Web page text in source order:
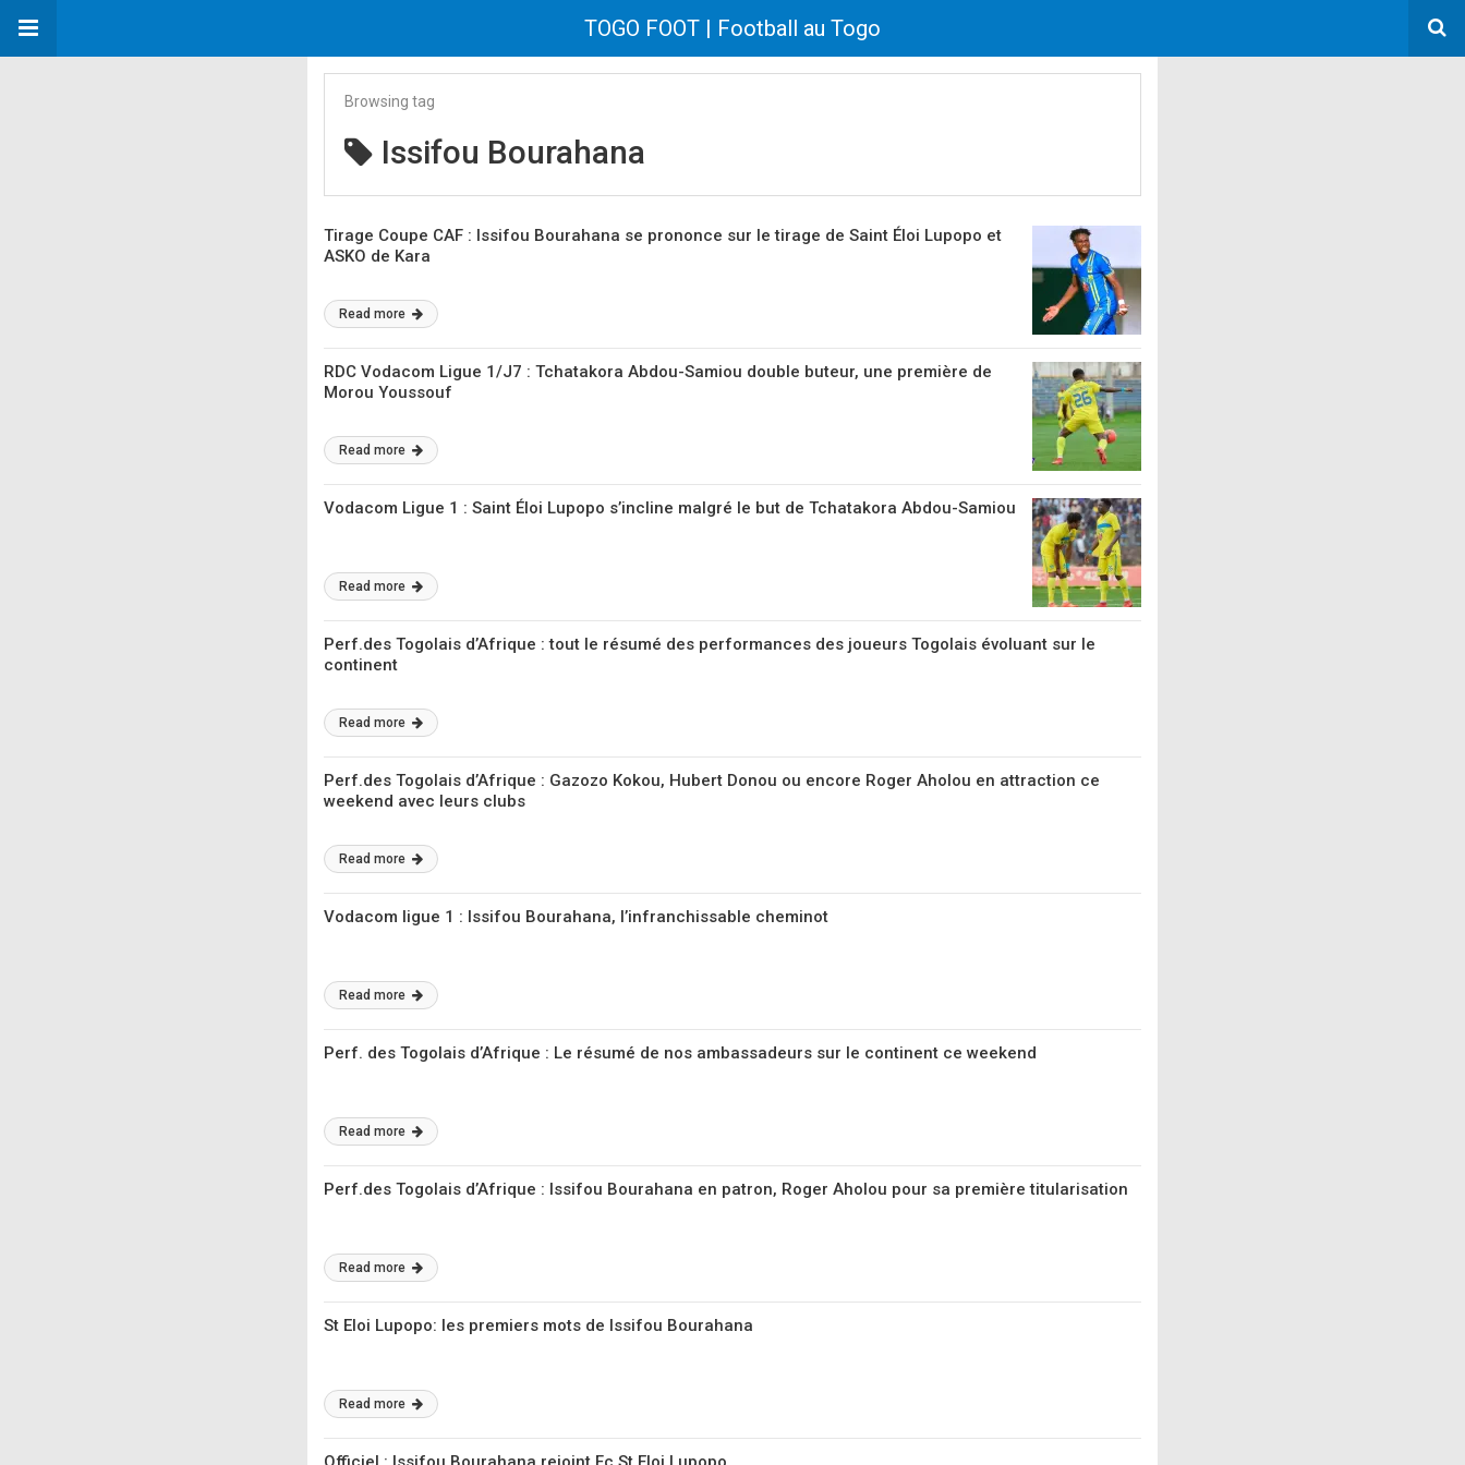
TOGO FOOT | Football au Togo
Browsing tag
Issifou Bourahana
Tirage Coupe CAF : Issifou Bourahana se prononce sur le tirage de Saint Éloi Lupopo et
ASKO de Kara
Read more
RDC Vodacom Ligue 1/J7 : Tchatakora Abdou-Samiou double buteur, une première de
Morou Youssouf
Read more
Vodacom Ligue 1 : Saint Éloi Lupopo s’incline malgré le but de Tchatakora Abdou-Samiou
Read more
Perf.des Togolais d’Afrique : tout le résumé des performances des joueurs Togolais évoluant sur le
continent
Read more
Perf.des Togolais d’Afrique : Gazozo Kokou, Hubert Donou ou encore Roger Aholou en attraction ce
weekend avec leurs clubs
Read more
Vodacom ligue 1 : Issifou Bourahana, l’infranchissable cheminot
Read more
Perf. des Togolais d’Afrique : Le résumé de nos ambassadeurs sur le continent ce weekend
Read more
Perf.des Togolais d’Afrique : Issifou Bourahana en patron, Roger Aholou pour sa première titularisation
Read more
St Eloi Lupopo: les premiers mots de Issifou Bourahana
Read more